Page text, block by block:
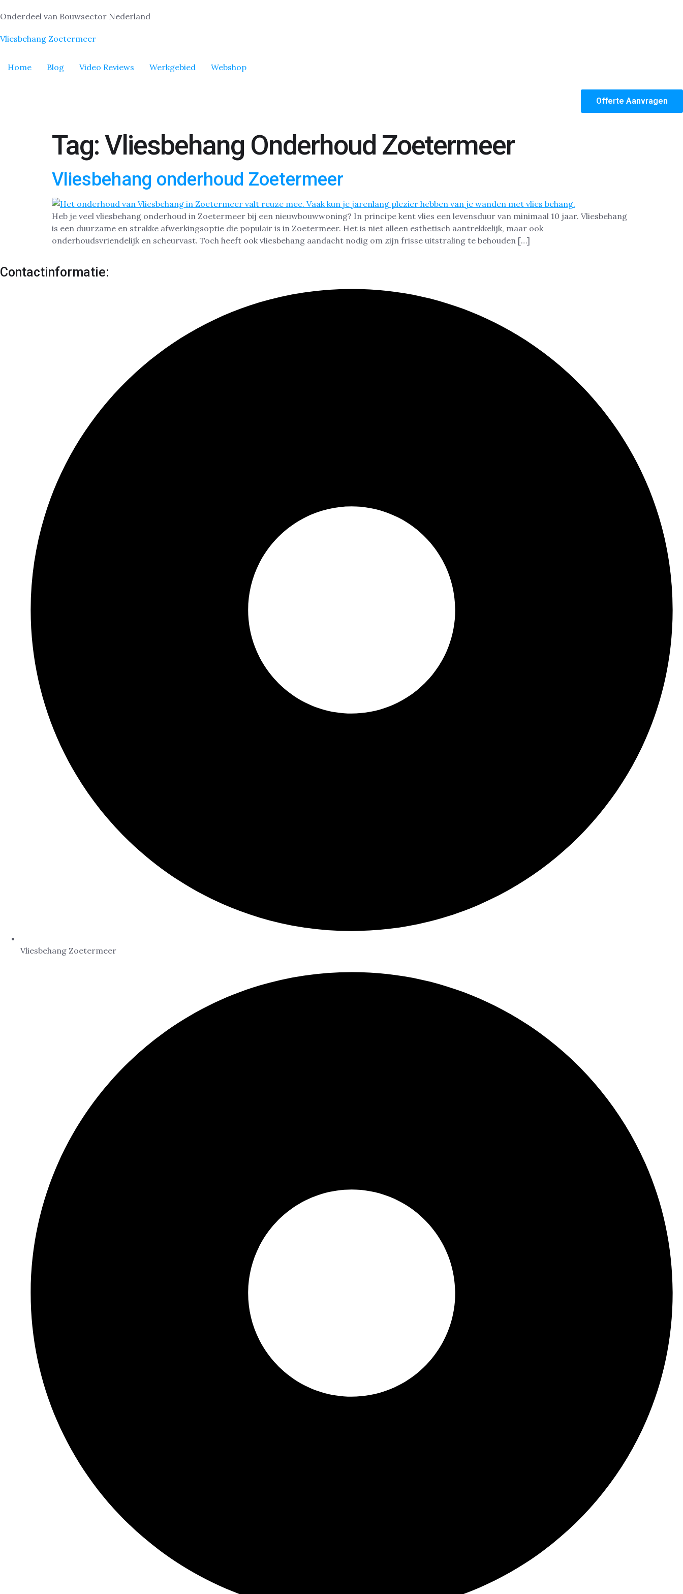
Onderdeel van Bouwsector Nederland
Vliesbehang Zoetermeer
Home Blog Video Reviews Werkgebied Webshop
Offerte Aanvragen
Tag:Vliesbehang Onderhoud Zoetermeer
Vliesbehang onderhoud Zoetermeer
Heb je veel vliesbehang onderhoud in Zoetermeer bij een nieuwbouwwoning? In principe kent vlies een levensduur van minimaal 10 jaar. Vliesbehang
is een duurzame en strakke afwerkingsoptie die populair is in Zoetermeer. Het is niet alleen esthetisch aantrekkelijk, maar ook
onderhoudsvriendelijk en scheurvast. Toch heeft ook vliesbehang aandacht nodig om zijn frisse uitstraling te behouden […]
Contactinformatie:
Vliesbehang Zoetermeer